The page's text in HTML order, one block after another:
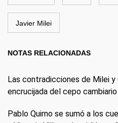
Javier Milei
NOTAS RELACIONADAS
Las contradicciones de Milei
encrucijada del cepo cambiario
Pablo Quirno se sumó a los